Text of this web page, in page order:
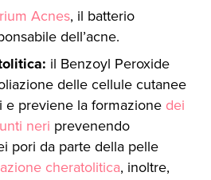
Acnes, il batterio
dell’acne.
il Benzoyl Peroxide
delle cellule cutanee
e previene la formazione dei
neri prevenendo
pori da parte della pelle
azione cheratolitica, inoltre,